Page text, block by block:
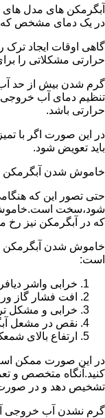
آبگرمکن های مدل های
در یک دمای مشخص که
گاهی اوقات ایجاد ترک
حرارتی مشکلاتی را
گرم شدن بیش از حد
تنظیم دمای آب خروجی
حرارتی باشد.
در این صورت اگر با
باید تعویض شود.
خاموش شدن آبگرمکن
حتی تصور این که
شود،سخت
که در آبگرمکن نیز رخ
خاموش شدن آبگرمکن
است:
خرابی واشر
افت فشار گاز
خرابی و مشکل
نقص در مشعل
ارتفاع بالای
در این صورت ممکن است
کنید.آنگاه متخصص و
تشخیص دهد و در صورت
گرم نشدن آب خروجی